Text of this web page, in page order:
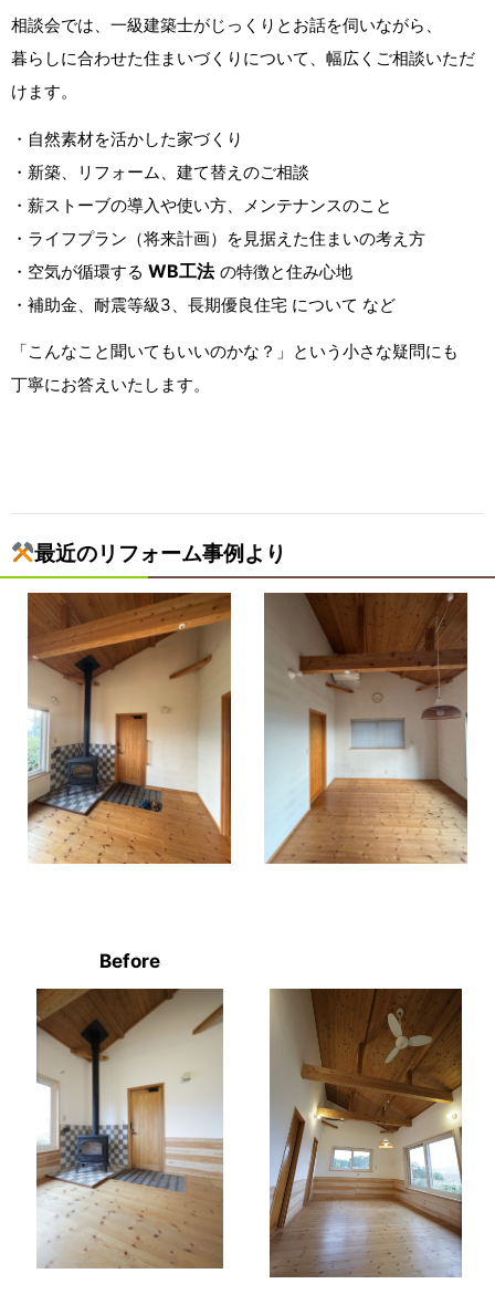
相談会では、一級建築士がじっくりとお話を伺いながら、
暮らしに合わせた住まいづくりについて、幅広くご相談いただ
けます。
・自然素材を活かした家づくり
・新築、リフォーム、建て替えのご相談
・薪ストーブの導入や使い方、メンテナンスのこと
・ライフプラン（将来計画）を見据えた住まいの考え方
・空気が循環する WB工法 の特徴と住み心地
・補助金、耐震等級3、長期優良住宅 について など
「こんなこと聞いてもいいのかな？」という小さな疑問にも
丁寧にお答えいたします。
最近のリフォーム事例より
Before